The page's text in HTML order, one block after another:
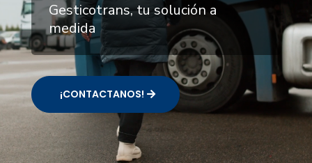
Gesticotrans, tu solución a
medida
¡CONTACTANOS!